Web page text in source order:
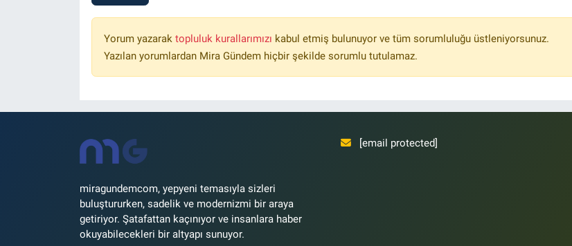
Yorum yazarak topluluk kurallarımızı kabul etmiş bulunuyor ve tüm sorumluluğu üstleniyorsunuz.
Yazılan yorumlardan Mira Gündem hiçbir şekilde sorumlu tutulamaz.
miragundemcom, yepyeni temasıyla sizleri
buluştururken, sadelik ve modernizmi bir araya
getiriyor. Şatafattan kaçınıyor ve insanlara haber
okuyabilecekleri bir altyapı sunuyor.
[email protected]